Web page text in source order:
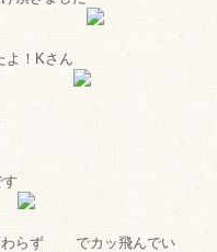
！Kさん
らず でカッ飛んでい